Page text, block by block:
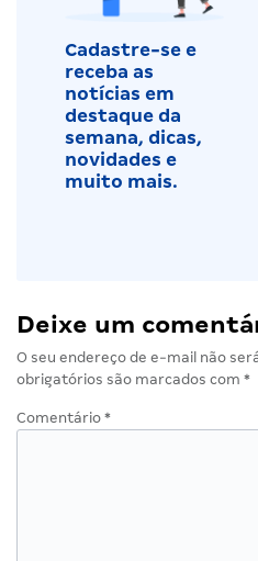
Cadastre-se e
receba as
notícias em
destaque da
semana, dicas,
novidades e
muito mais.
Deixe um
O seu endereço de e-mail não
obrigatórios são marcados com *
Comentário *